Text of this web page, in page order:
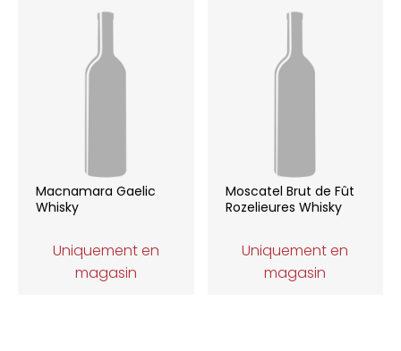
Macnamara Gaelic
Whisky
Uniquement en
magasin
Moscatel Brut de Fût
Rozelieures Whisky
Uniquement en
magasin